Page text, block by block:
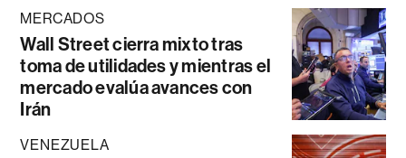
MERCADOS
Wall Street cierra mixto tras
toma de utilidades y mientras el
mercado evalúa avances con
Irán
VENEZUELA